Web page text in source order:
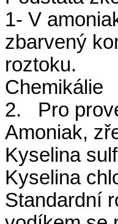
1- V
zbarvený
roztoku.
Chemikálie
2. Pro
Amoniak,
Kyselina
Kyselina
Standardní